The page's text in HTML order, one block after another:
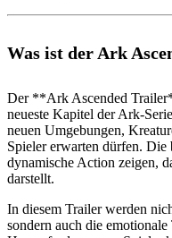
Was ist der Ark
Der **Ark Ascended
neueste Kapitel der Ark-
neuen Umgebungen,
Spieler erwarten dürfen.
dynamische Action zeigen,
darstellt.
In diesem Trailer werden
sondern auch die